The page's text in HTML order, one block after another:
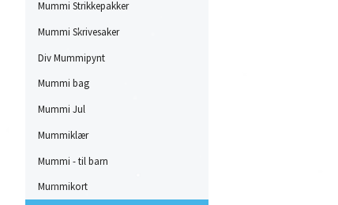
Mummi Strikkepakker
Mummi Skrivesaker
Div Mummipynt
Mummi bag
Mummi Jul
Mummiklær
Mummi - til barn
Mummikort